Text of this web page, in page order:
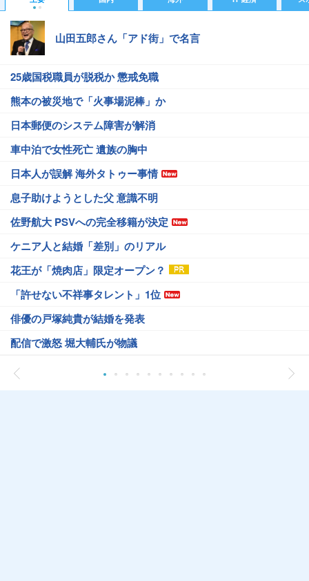
山田五郎さん「アド街」で名言
25歳国税職員が脱税か 懲戒免職
熊本の被災地で「火事場泥棒」か
日本郵便のシステム障害が解消
車中泊で女性死亡 遺族の胸中
日本人が誤解 海外タトゥー事情
息子助けようとした父 意識不明
佐野航大 PSVへの完全移籍が決定
ケニア人と結婚「差別」のリアル
花王が「焼肉店」限定オープン？
「許せない不祥事タレント」1位
俳優の戸塚純貴が結婚を発表
配信で激怒 堀大輔氏が物議